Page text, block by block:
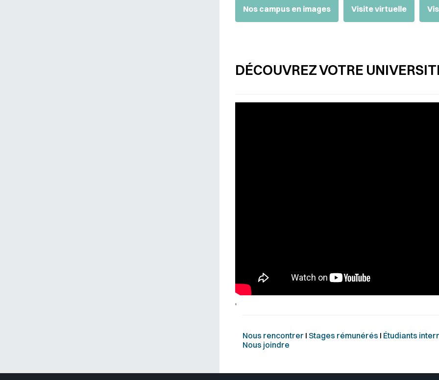
Nos campus en images Visite virtuelle
DÉCOUVREZ VOTRE
,
Nous rencontrer I Stages rémunérés I Étudiants
Nous joindre